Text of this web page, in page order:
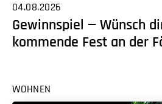
04.08.2026
Gewinnspiel — Wünsch
kommende Fest an der
WOHNEN